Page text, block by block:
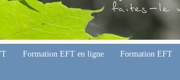
Formation EFT en ligne Formation EFT